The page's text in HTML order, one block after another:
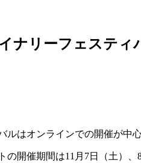
ナリーフェスティ
はオンラインでの開催が中
の開催期間は11月7日（土）